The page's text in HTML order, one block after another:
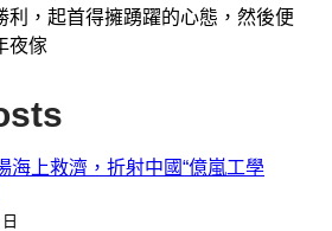
利，起首得擁踴躍的心態，然後便
夜傢
海上救濟，折射中國“億嵐工學